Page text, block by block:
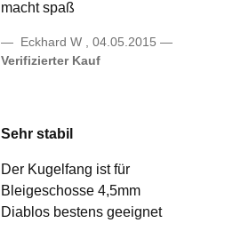
macht spaß
Eckhard W , 04.05.2015
Verifizierter Kauf
Sehr stabil
Der Kugelfang ist für
Bleigeschosse 4,5mm
Diablos bestens geeignet